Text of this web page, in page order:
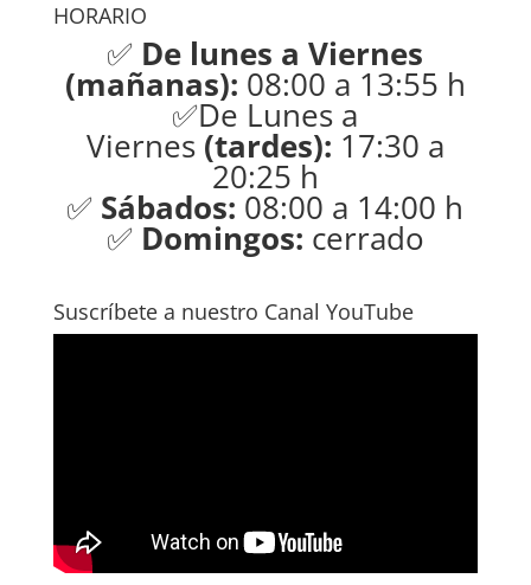
HORARIO
✅ De lunes a Viernes
(mañanas): 08:00 a 13:55 h
✅De Lunes a
Viernes(tardes): 17:30 a
20:25 h
✅ Sábados: 08:00 a 14:00 h
✅ Domingos: cerrado
Suscríbete a nuestro Canal YouTube